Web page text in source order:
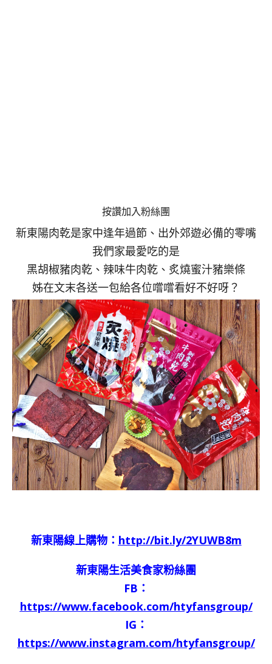
按讚加入粉絲團
新東陽肉乾是家中逢年過節、出外郊遊必備的零嘴
我們家最愛吃的是
黑胡椒豬肉乾、辣味牛肉乾、炙燒蜜汁豬樂條
姊在文末各送一包給各位嚐嚐看好不好呀？
新東陽線上購物： http://bit.ly/2YUWB8m
新東陽生活美食家粉絲團
FB：
https://www.facebook.com/htyfansgroup/
IG：
https://www.instagram.com/htyfansgroup/